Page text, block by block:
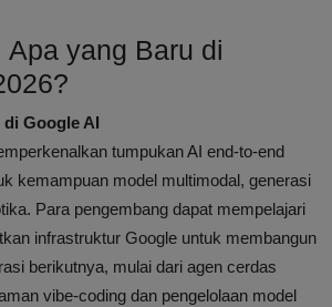
yang Baru di
Google AI
tumpukan AI end-to-end
kemampuan model multimodal, generasi
Para pengembang dapat mempelajari
infrastruktur Google untuk membangun
berikutnya, mulai dari agen cerdas
vibe-coding dan pengelolaan model